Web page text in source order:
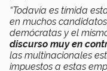
“Todavía es tímida
en muchos
demócratas y el
discurso muy en
las multinacionales
impuestos a estas